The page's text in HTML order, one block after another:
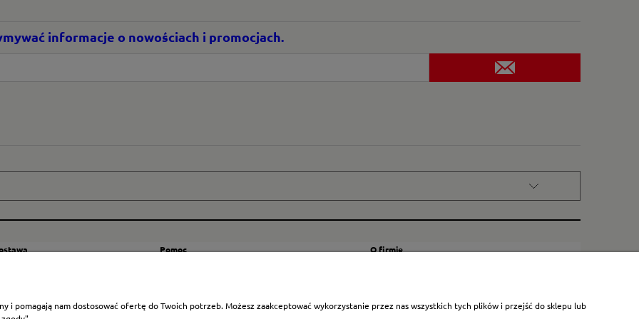
informacje o nowościach i promocjach.
Pomoc
Polityka cookies
O firmie
Blog
i pomagają nam dostosować ofertę do Twoich potrzeb. Możesz zaakceptować wykorzystanie przez nas wszystkich tych plików i przejść do sklepu lub